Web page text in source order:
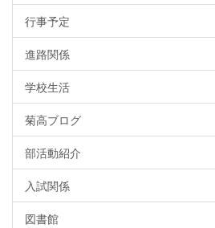
行事予定
進路関係
学校生活
菊高ブログ
部活動紹介
入試関係
図書館